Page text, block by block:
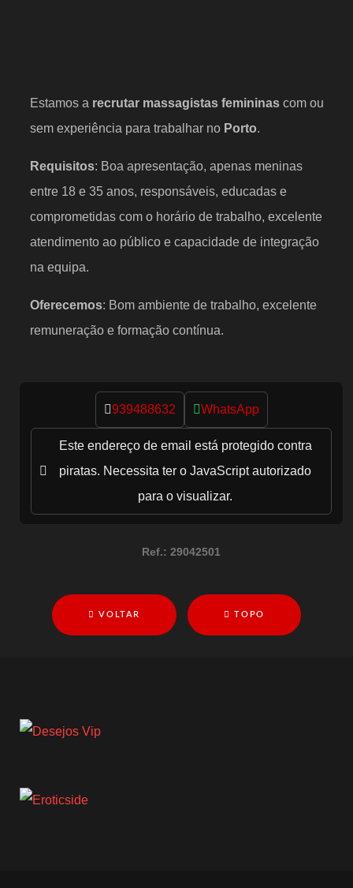
Estamos a recrutar massagistas femininas com ou
sem experiência para trabalhar no Porto.
Requisitos: Boa apresentação, apenas meninas
entre 18 e 35 anos, responsáveis, educadas e
comprometidas com o horário de trabalho, excelente
atendimento ao público e capacidade de integração
na equipa.
Oferecemos: Bom ambiente de trabalho, excelente
remuneração e formação contínua.
939488632 WhatsApp
Este endereço de email está protegido contra
piratas. Necessita ter o JavaScript autorizado
para o visualizar.
Ref.: 29042501
VOLTAR TOPO